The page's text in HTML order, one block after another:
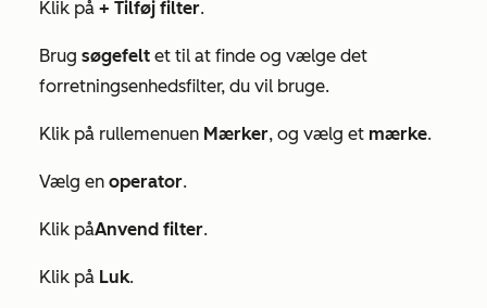
Klik på + Tilføj filter.
Brug søgefelt et til at finde og vælge det
forretningsenhedsfilter, du vil bruge.
Klik på rullemenuen Mærker, og vælg et mærke.
Vælg en operator.
Klik påAnvend filter.
Klik på Luk.